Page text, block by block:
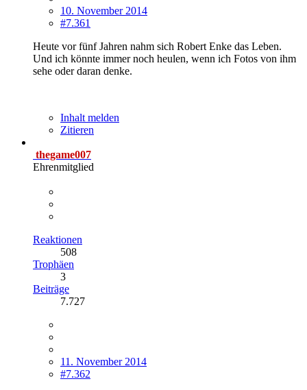
10. November 2014
#7.361
Heute vor fünf Jahren nahm sich Robert Enke das Leben.
Und ich könnte immer noch heulen, wenn ich Fotos von ihm
sehe oder daran denke.
Inhalt melden
Zitieren
thegame007
Ehrenmitglied
Reaktionen
508
Trophäen
3
Beiträge
7.727
11. November 2014
#7.362